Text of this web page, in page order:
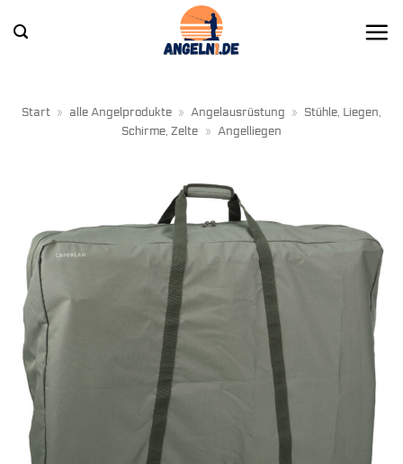
Inhalt
Start » alle Angelprodukte » Angelausrüstung » Stühle, Liegen,
Schirme, Zelte » Angelliegen